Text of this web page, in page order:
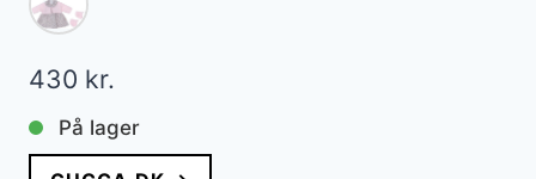
430 kr.
På lager